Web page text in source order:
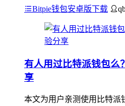
Bitpie钱包安卓版下载
有人用过比特派钱包么
享
本文为用户亲测使用比特派